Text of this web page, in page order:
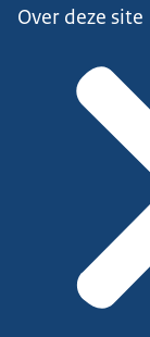
Over deze site